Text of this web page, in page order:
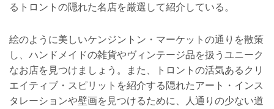
るトロントの隠れた名店を厳選して紹介している。
絵のように美しいケンジントン・マーケットの通りを散策
し、ハンドメイドの雑貨やヴィンテージ品を扱うユニーク
なお店を見つけましょう。また、トロントの活気あるクリ
エイティブ・スピリットを紹介する隠れたアート・インス
タレーションや壁画を見つけるために、人通りの少ない道